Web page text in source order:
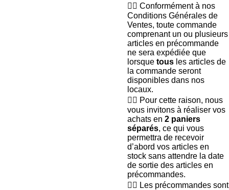
🧙‍♂️ Conformément à nos
Conditions Générales de
Ventes, toute commande
comprenant un ou plusieurs
articles en précommande
ne sera expédiée que
lorsque tous les articles de
la commande seront
disponibles dans nos
locaux.
🧙‍♂️ Pour cette raison, nous
vous invitons à réaliser vos
achats en 2 paniers
séparés, ce qui vous
permettra de recevoir
d’abord vos articles en
stock sans attendre la date
de sortie des articles en
précommandes.
🧙‍♂️ Les précommandes sont